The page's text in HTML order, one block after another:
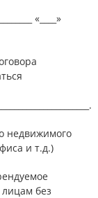
«____»
недвижимого
и т.д.)
без